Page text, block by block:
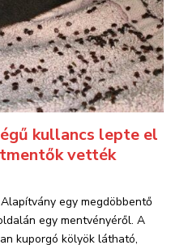
kullancs lepte el
vették
egy megdöbbentő
egy mentvényéről. A
kuporgó kölyök látható,